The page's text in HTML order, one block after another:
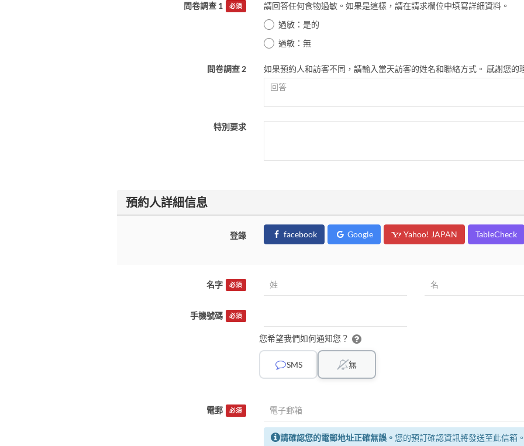
問卷調查 1 必須
請回答任何食物過敏。如果是這樣，請在請求欄位中填寫詳細資料。
過敏：是的
過敏：無
問卷調查 2 如果預約人和訪客不同，請輸入當天訪客的姓名和聯絡方式。 感謝您的
特別要求
預約人詳細信息
登錄 facebook Google Yahoo! JAPAN TableCheck
名字 必須
手機號碼 必須
您希望我們如何通知您？
SMS 無
電郵 必須
請確認您的電郵地址正確無誤。 您的預訂確認資訊將發送至此信箱